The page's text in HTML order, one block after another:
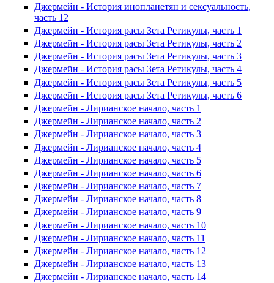
Джермейн - История инопланетян и сексуальность,
часть 12
Джермейн - История расы Зета Ретикулы, часть 1
Джермейн - История расы Зета Ретикулы, часть 2
Джермейн - История расы Зета Ретикулы, часть 3
Джермейн - История расы Зета Ретикулы, часть 4
Джермейн - История расы Зета Ретикулы, часть 5
Джермейн - История расы Зета Ретикулы, часть 6
Джермейн - Лирианское начало, часть 1
Джермейн - Лирианское начало, часть 2
Джермейн - Лирианское начало, часть 3
Джермейн - Лирианское начало, часть 4
Джермейн - Лирианское начало, часть 5
Джермейн - Лирианское начало, часть 6
Джермейн - Лирианское начало, часть 7
Джермейн - Лирианское начало, часть 8
Джермейн - Лирианское начало, часть 9
Джермейн - Лирианское начало, часть 10
Джермейн - Лирианское начало, часть 11
Джермейн - Лирианское начало, часть 12
Джермейн - Лирианское начало, часть 13
Джермейн - Лирианское начало, часть 14